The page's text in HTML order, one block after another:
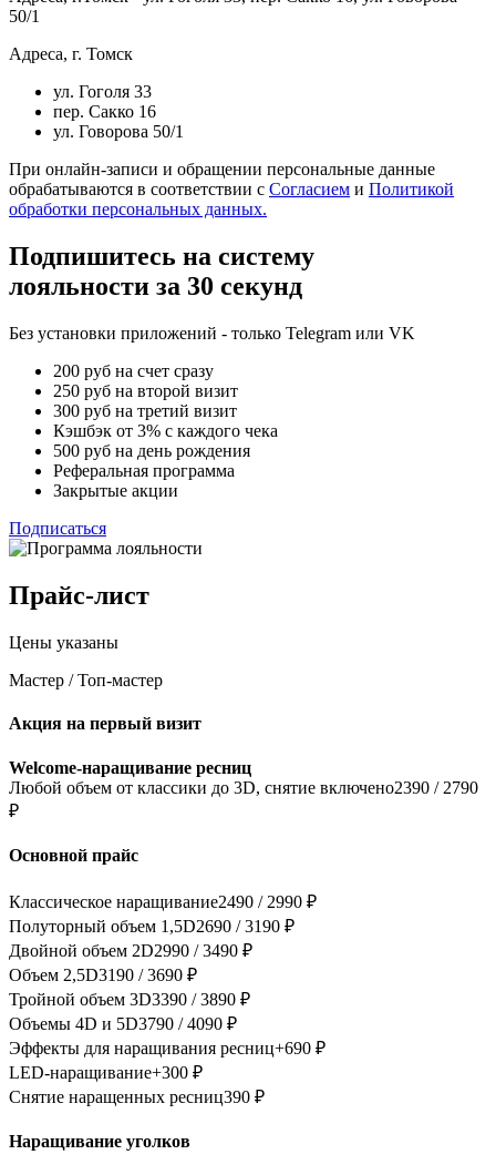
50/1
Адреса, г. Томск
ул. Гоголя 33
пер. Сакко 16
ул. Говорова 50/1
При онлайн-записи и обращении персональные данные
обрабатываются в соответствии с Согласием и Политикой
обработки персональных данных.
Подпишитесь на систему
лояльности за 30 секунд
Без установки приложений - только Telegram или VK
200 руб на счет сразу
250 руб на второй визит
300 руб на третий визит
Кэшбэк от 3% с каждого чека
500 руб на день рождения
Реферальная программа
Закрытые акции
Подписаться
Прайс-лист
Цены указаны
Мастер / Топ-мастер
Акция на первый визит
Welcome-наращивание ресниц
Любой объем от классики до 3D, снятие включено2390 / 2790
₽
Основной прайс
Классическое наращивание2490 / 2990 ₽
Полуторный объем 1,5D2690 / 3190 ₽
Двойной объем 2D2990 / 3490 ₽
Объем 2,5D3190 / 3690 ₽
Тройной объем 3D3390 / 3890 ₽
Объемы 4D и 5D3790 / 4090 ₽
Эффекты для наращивания ресниц+690 ₽
LED-наращивание+300 ₽
Снятие наращенных ресниц390 ₽
Наращивание уголков